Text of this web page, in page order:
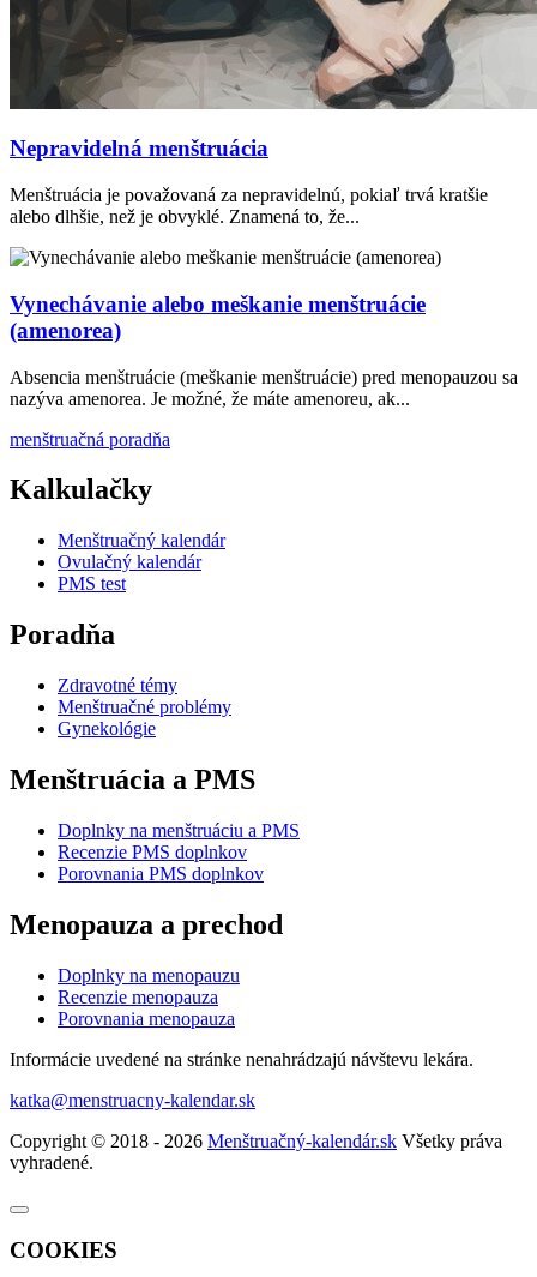
Nepravidelná menštruácia
Menštruácia je považovaná za nepravidelnú, pokiaľ trvá kratšie
alebo dlhšie, než je obvyklé. Znamená to, že...
Vynechávanie alebo meškanie menštruácie
(amenorea)
Absencia menštruácie (meškanie menštruácie) pred menopauzou sa
nazýva amenorea. Je možné, že máte amenoreu, ak...
menštruačná poradňa
Kalkulačky
Menštruačný kalendár
Ovulačný kalendár
PMS test
Poradňa
Zdravotné témy
Menštruačné problémy
Gynekológie
Menštruácia a PMS
Doplnky na menštruáciu a PMS
Recenzie PMS doplnkov
Porovnania PMS doplnkov
Menopauza a prechod
Doplnky na menopauzu
Recenzie menopauza
Porovnania menopauza
Informácie uvedené na stránke nenahrádzajú návštevu lekára.
katka@menstruacny-kalendar.sk
Copyright © 2018 - 2026 Menštruačný-kalendár.sk Všetky práva
vyhradené.
COOKIES